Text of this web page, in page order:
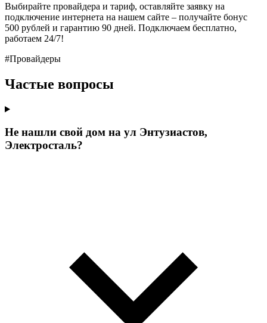
Выбирайте провайдера и тариф, оставляйте заявку на
подключение интернета на нашем сайте – получайте бонус
500 рублей и гарантию 90 дней. Подключаем бесплатно,
работаем 24/7!
#Провайдеры
Частые вопросы
Не нашли свой дом на ул Энтузиастов,
Электросталь?